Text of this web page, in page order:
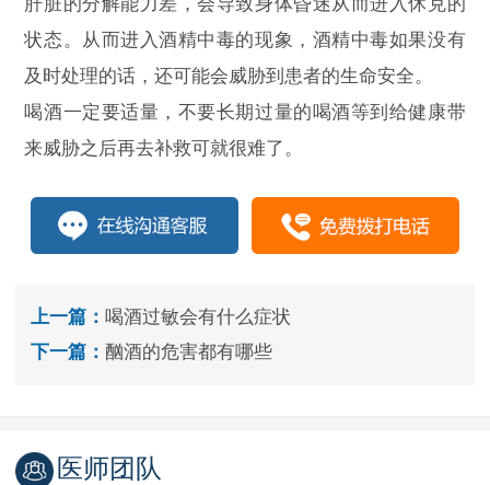
肝脏的分解能力差，会导致身体昏迷从而进入休克的
状态。从而进入酒精中毒的现象，酒精中毒如果没有
及时处理的话，还可能会威胁到患者的生命安全。
喝酒一定要适量，不要长期过量的喝酒等到给健康带
来威胁之后再去补救可就很难了。
上一篇： 喝酒过敏会有什么症状
下一篇： 酗酒的危害都有哪些
医师团队